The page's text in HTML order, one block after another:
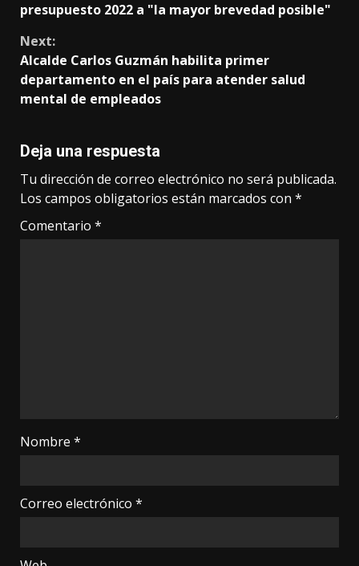
Reading
presupuesto 2022 a "la mayor brevedad posible"
Next:
Alcalde Carlos Guzmán habilita primer
departamento en el país para atender salud
mental de empleados
Deja una respuesta
Tu dirección de correo electrónico no será publicada.
Los campos obligatorios están marcados con *
Comentario *
Nombre *
Correo electrónico *